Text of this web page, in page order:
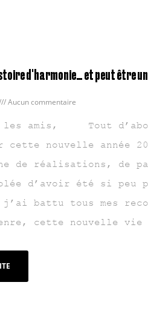
d'harmonie… et peut être
Aucun commentaire
amis, Tout
cette nouvelle année
de réalisations, de
d’avoir été si
j’ai battu tous mes
cette nouvelle vie